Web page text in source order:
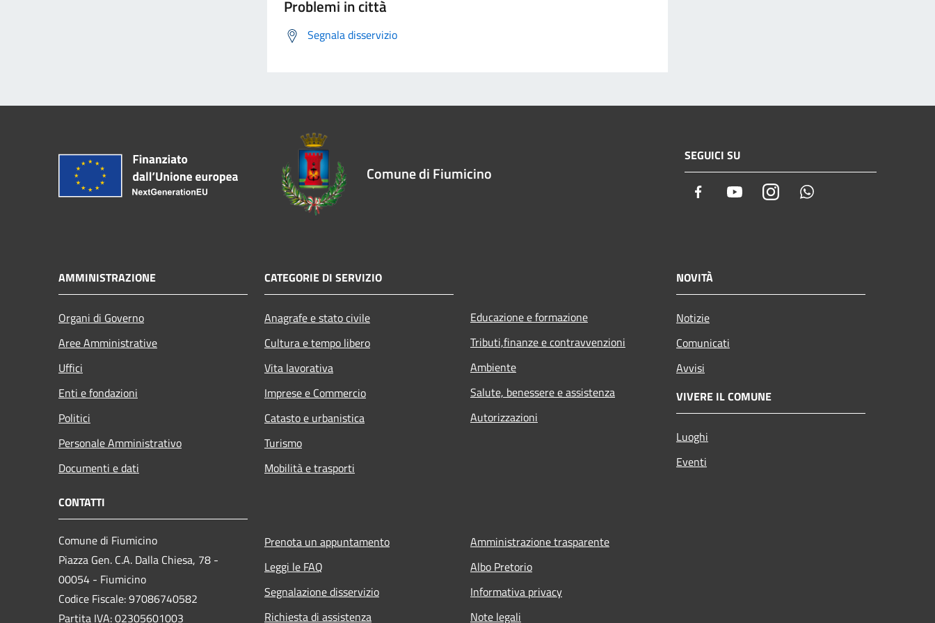
Problemi in città
Segnala disservizio
Comune di Fiumicino
SEGUICI SU
Facebook YoutubeInstagram
AMMINISTRAZIONE
Organi di Governo
Aree Amministrative
Uffici
Enti e fondazioni
Politici
Personale Amministrativo
Documenti e dati
CATEGORIE DI SERVIZIO
Anagrafe e stato civile
Cultura e tempo libero
Vita lavorativa
Imprese e Commercio
Catasto e urbanistica
Turismo
Mobilità e trasporti
Educazione e formazione
Tributi,finanze e contravvenzioni
Ambiente
Salute, benessere e assistenza
Autorizzazioni
NOVITÀ
Notizie
Comunicati
Avvisi
VIVERE IL COMUNE
Luoghi
Eventi
CONTATTI
Comune di Fiumicino
Piazza Gen. C.A. Dalla Chiesa, 78 -
00054 - Fiumicino
Codice Fiscale: 97086740582
Partita IVA: 02305601003
Prenota un appuntamento
Leggi le FAQ
Segnalazione disservizio
Richiesta di assistenza
Amministrazione trasparente
Albo Pretorio
Informativa privacy
Note legali